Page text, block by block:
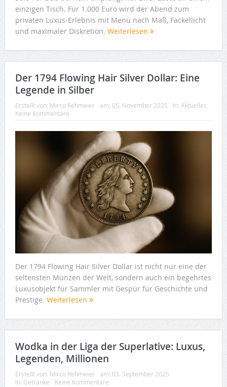
einzigen Tisch. Für 1.000 Euro wird der Abend zum
privaten Luxus-Erlebnis mit Menü nach Maß, Fackellicht
und maximaler Diskretion. Weiterlesen
Der 1794 Flowing Hair Silver Dollar: Eine
Legende in Silber
Erstellt von: Mirco Rehmeier am: 05. November 2025 In: Aktuelles
Keine Kommentare
Der 1794 Flowing Hair Silver Dollar ist nicht nur eine der
seltensten Münzen der Welt, sondern auch ein begehrtes
Luxusobjekt für Sammler mit Gespür für Geschichte und
Prestige. Weiterlesen
Wodka in der Liga der Superlative: Luxus,
Legenden, Millionen
Erstellt von: Mirco Rehmeier am: 03. September 2025
In: Getränke Keine Kommentare